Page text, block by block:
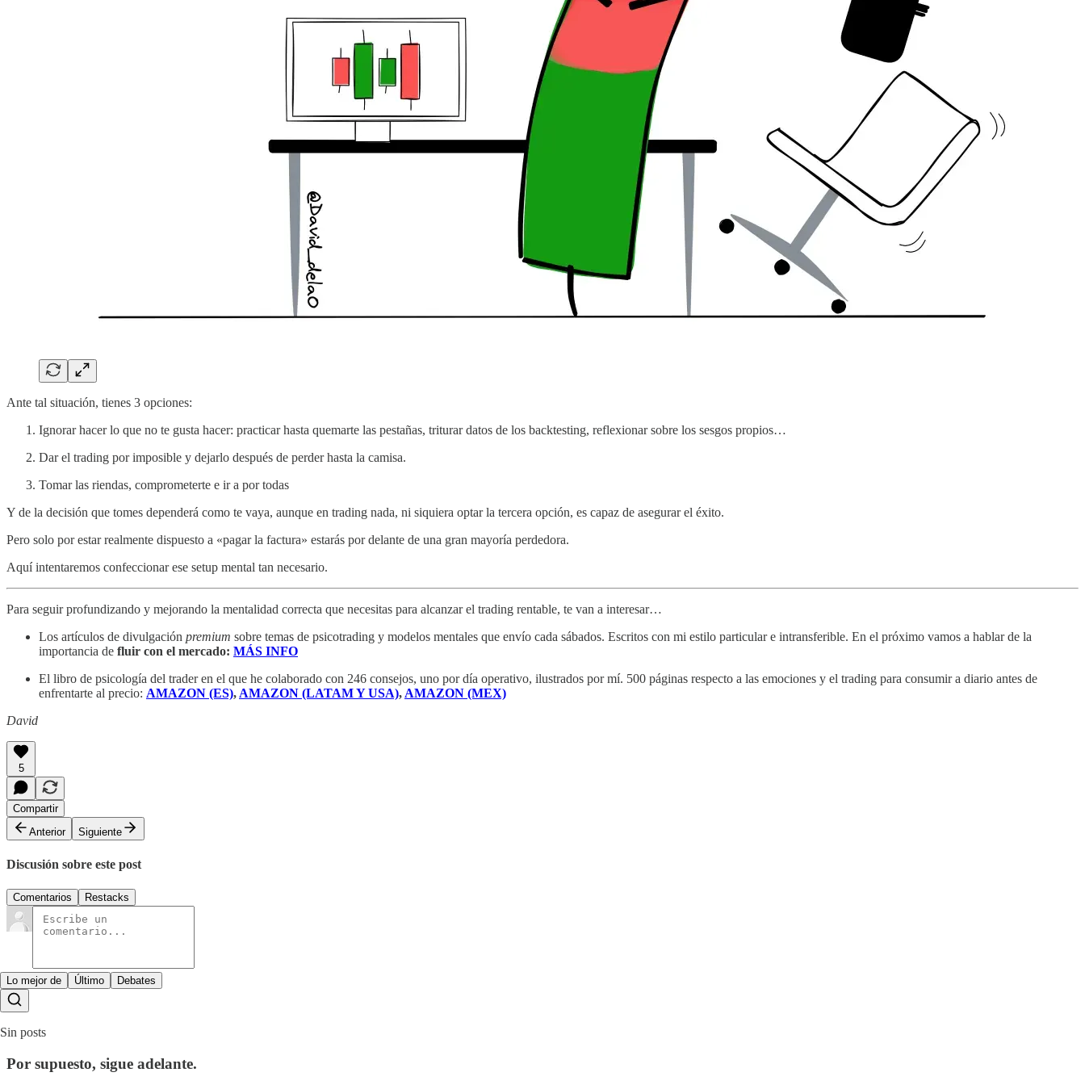
Ante tal situación, tienes 3 opciones:
Ignorar hacer lo que no te gusta hacer: practicar hasta quemarte las pestañas, triturar datos de los backtesting, reflexionar sobre los sesgos propios…
Dar el trading por imposible y dejarlo después de perder hasta la camisa.
Tomar las riendas, comprometerte e ir a por todas
Y de la decisión que tomes dependerá como te vaya, aunque en trading nada, ni siquiera optar la tercera opción, es capaz de asegurar el éxito.
Pero solo por estar realmente dispuesto a «pagar la factura» estarás por delante de una gran mayoría perdedora.
Aquí intentaremos confeccionar ese setup mental tan necesario.
Para seguir profundizando y mejorando la mentalidad correcta que necesitas para alcanzar el trading rentable, te van a interesar…
Los artículos de divulgación premium sobre temas de psicotrading y modelos mentales que envío cada sábados. Escritos con mi estilo particular e intransferible. En el próximo vamos a hablar de la
importancia de fluir con el mercado: MÁS INFO
El libro de psicología del trader en el que he colaborado con 246 consejos, uno por día operativo, ilustrados por mí. 500 páginas respecto a las emociones y el trading para consumir a diario antes de
enfrentarte al precio: AMAZON (ES), AMAZON (LATAM Y USA), AMAZON (MEX)
David
5
Compartir
Anterior
Siguiente
Discusión sobre este post
Comentarios Restacks
Lo mejor de Último Debates
Sin posts
Por supuesto, sigue adelante.